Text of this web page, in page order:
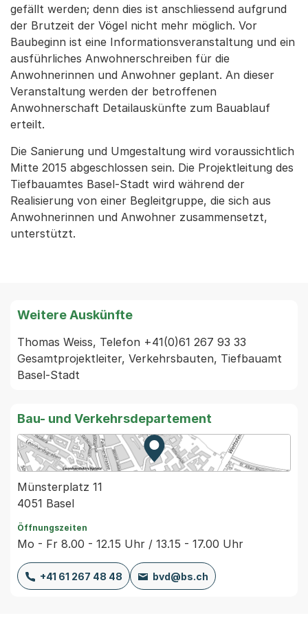
gefällt werden; denn dies ist anschliessend aufgrund
der Brutzeit der Vögel nicht mehr möglich. Vor
Baubeginn ist eine Informationsveranstaltung und ein
ausführliches Anwohnerschreiben für die
Anwohnerinnen und Anwohner geplant. An dieser
Veranstaltung werden der betroffenen
Anwohnerschaft Detailauskünfte zum Bauablauf
erteilt.
Die Sanierung und Umgestaltung wird voraussichtlich
Mitte 2015 abgeschlossen sein. Die Projektleitung des
Tiefbauamtes Basel-Stadt wird während der
Realisierung von einer Begleitgruppe, die sich aus
Anwohnerinnen und Anwohner zusammensetzt,
unterstützt.
Weitere Auskünfte
Thomas Weiss, Telefon +41(0)61 267 93 33
Gesamtprojektleiter, Verkehrsbauten, Tiefbauamt
Basel-Stadt
Bau- und Verkehrsdepartement
Zur Karte von MapBS.
Externer Link, wird in einem
Münsterplatz 11
4051 Basel
Öffnungszeiten
Mo - Fr 8.00 - 12.15 Uhr / 13.15 - 17.00 Uhr
+41 61 267 48 48 bvd@bs.ch